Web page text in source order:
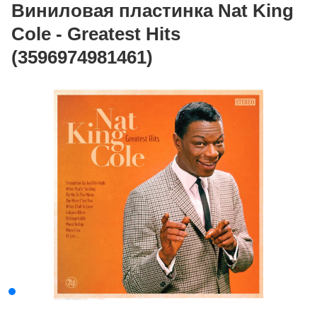
Виниловая пластинка Nat King
Cole - Greatest Hits
(3596974981461)